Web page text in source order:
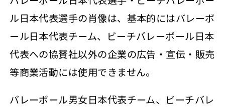
ル日本代表選手の肖像は、基本的にはバレーボ
ール日本代表チーム、ビーチバレーボール日本
代表への協賛社以外の企業の広告・宣伝・販売
等商業活動には使用できません。
バレーボール男女日本代表チーム、ビーチバレ